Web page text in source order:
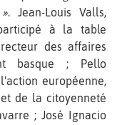
. Jean-Louis Valls,
à la table
des affaires
basque ; Pello
européenne,
de la citoyenneté
; José Ignacio